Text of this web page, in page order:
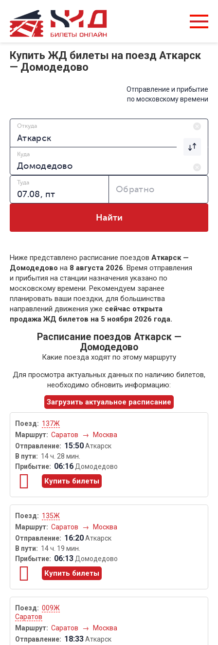
Купить ЖД билеты на поезд Аткарск
— Домодедово
Отправление и прибытие
по московскому времени
Откуда
Куда
Туда
Обратно
Найти
Ниже представлено расписание поездов Аткарск —
Домодедово на 8 августа 2026. Время отправления
и прибытия на станции назначения указано по
московскому времени. Рекомендуем заранее
планировать ваши поездки, для большинства
направлений движения уже сейчас открыта
продажа ЖД билетов на 5 ноября 2026 года.
Расписание поездов Аткарск —
Домодедово
Какие поезда ходят по этому маршруту
Для просмотра актуальных данных по наличию билетов,
необходимо обновить информацию:
Загрузить актуальное расписание
137Ж
Саратов
→ Москва
15:50Аткарск
14 ч. 28 мин.
06:16Домодедово
Купить билеты
135Ж
Саратов
→ Москва
16:20Аткарск
14 ч. 19 мин.
06:13Домодедово
Купить билеты
009Ж
Саратов
Саратов
→ Москва
18:33Аткарск